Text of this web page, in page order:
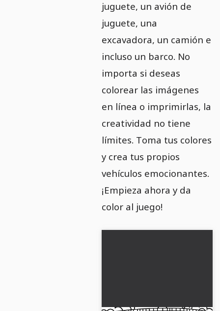
juguete, un avión de
juguete, una
excavadora, un camión e
incluso un barco. No
importa si deseas
colorear las imágenes
en línea o imprimirlas, la
creatividad no tiene
límites. Toma tus colores
y crea tus propios
vehículos emocionantes.
¡Empieza ahora y da
color al juego!